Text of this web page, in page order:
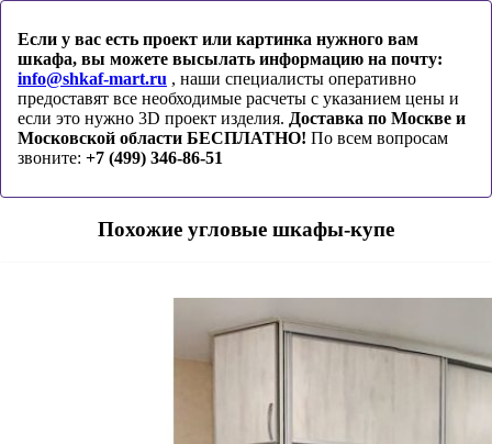
Если у вас есть проект или картинка нужного вам
шкафа, вы можете высылать информацию на почту:
info@shkaf-mart.ru , наши специалисты оперативно
предоставят все необходимые расчеты с указанием цены и
если это нужно 3D проект изделия. Доставка по Москве и
Московской области БЕСПЛАТНО! По всем вопросам
звоните: +7 (499) 346-86-51
Похожие угловые шкафы-купе